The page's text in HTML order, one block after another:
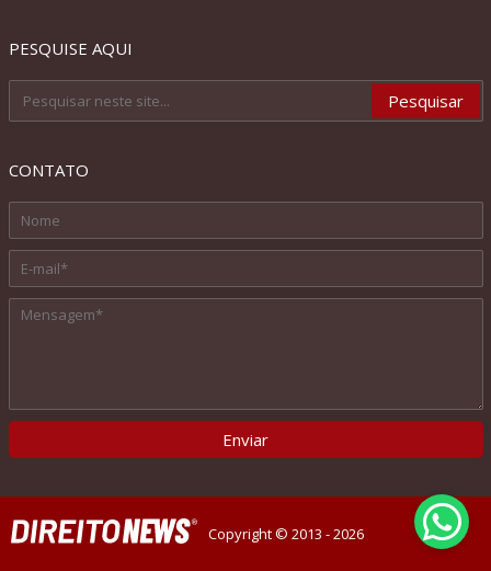
PESQUISE AQUI
CONTATO
Copyright © 2013 - 2026